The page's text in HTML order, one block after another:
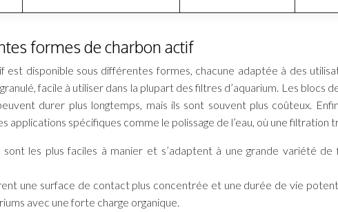
formes de charbon actif
est disponible sous différentes formes, chacune adaptée à des
facile à utiliser dans la plupart des filtres d’aquarium. Les blocs
durer plus longtemps, mais ils sont souvent plus coûteux.
applications spécifiques comme le polissage de l’eau, où une filtration
sont les plus faciles à manier et s’adaptent à une grande variété
une surface de contact plus concentrée et une durée de vie
avec une forte charge organique.